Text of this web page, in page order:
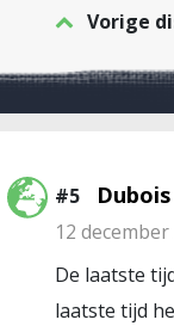
Vorige
#5 Dubois
12 december
De laatste
laatste tijd